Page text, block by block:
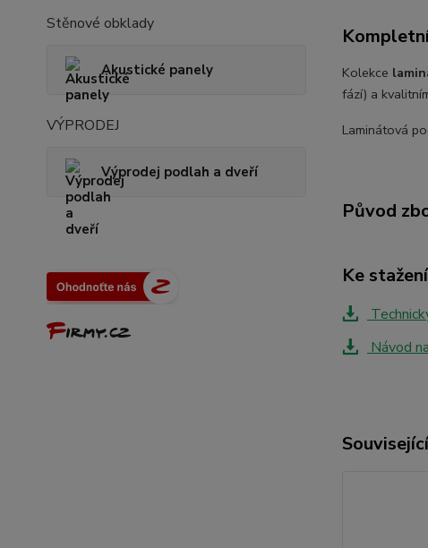
Stěnové obklady
Akustické panely
VÝPRODEJ
Výprodej podlah a dveří
Kolekce
fází) a
Laminátová
Původ
Ke stažení
Návod